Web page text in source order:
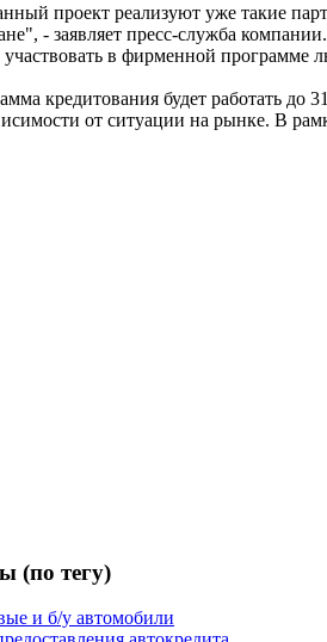
проект реализуют уже такие
- заявляет пресс-служба
в фирменной программе
кредитования будет работать до
от ситуации на рынке. В
(по тегу)
и б/у автомобили